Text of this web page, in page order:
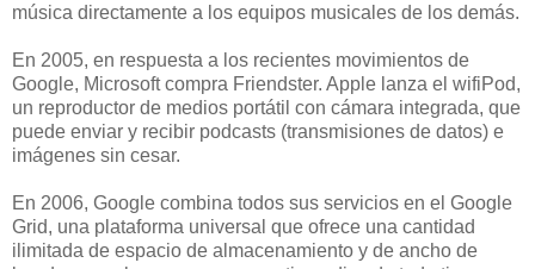
música directamente a los equipos musicales de los demás.
En 2005, en respuesta a los recientes movimientos de
Google, Microsoft compra Friendster. Apple lanza el wifiPod,
un reproductor de medios portátil con cámara integrada, que
puede enviar y recibir podcasts (transmisiones de datos) e
imágenes sin cesar.
En 2006, Google combina todos sus servicios en el Google
Grid, una plataforma universal que ofrece una cantidad
ilimitada de espacio de almacenamiento y de ancho de